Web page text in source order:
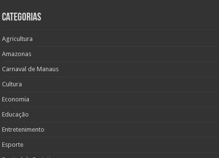
Categorias
Agricultura
Amazonas
Carnaval de Manaus
Cultura
Economia
Educação
Entretenimento
Esporte